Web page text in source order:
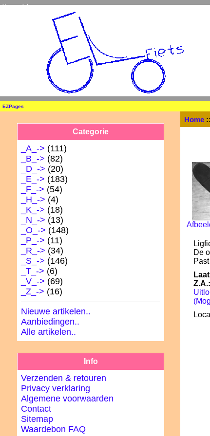
Home Inloggen
EZPages
Categorie
_A_-> (111)
_B_-> (82)
_D_-> (20)
_E_-> (183)
_F_-> (54)
_H_-> (4)
_K_-> (18)
_N_-> (13)
_O_-> (148)
_P_-> (11)
_R_-> (34)
_S_-> (146)
_T_-> (6)
_V_-> (69)
_Z_-> (16)
Nieuwe artikelen..
Aanbiedingen..
Alle artikelen..
Info
Verzenden & retouren
Privacy verklaring
Algemene voorwaarden
Contact
Sitemap
Waardebon FAQ
Home
De
Z.A.: